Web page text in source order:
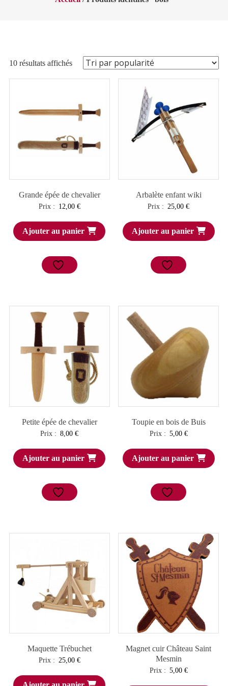
10 résultats affichésTrié
par
Grande épée de chevalier
Prix : 12,00 €
Ajouter au panier
Arbalète enfant wiki
Prix : 25,00€
Ajouter au panier
Petite épée de chevalier
Prix : 8,00€
Ajouter au panier
Toupie en bois de Buis
Prix : 5,00 €
Ajouter au panier
Maquette Trébuchet
Prix : 25,00 €
Magnet cuir Château Saint
Mesmin
Prix : 5,00 €